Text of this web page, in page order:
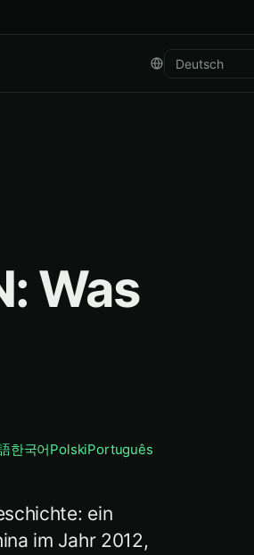
Select language
Was
한국어PolskiPortuguês
ein
im Jahr 2012,